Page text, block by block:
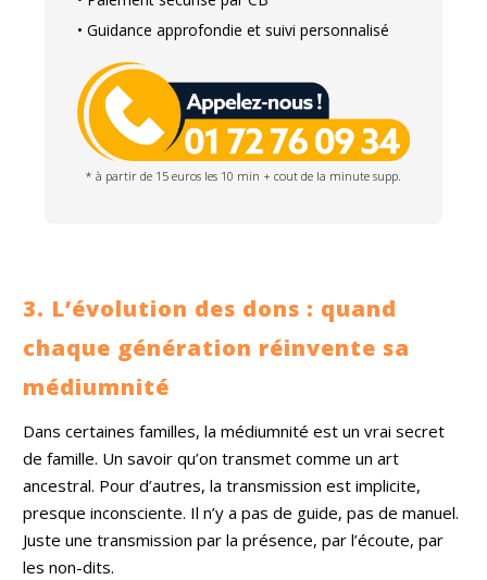
• Guidance approfondie et suivi personnalisé
* à partir de 15 euros les 10 min + cout de la minute supp.
3. L’évolution des dons : quand
chaque génération réinvente sa
médiumnité
Dans certaines familles, la médiumnité est un vrai secret
de famille. Un savoir qu’on transmet comme un art
ancestral. Pour d’autres, la transmission est implicite,
presque inconsciente. Il n’y a pas de guide, pas de manuel.
Juste une transmission par la présence, par l’écoute, par
les non-dits.